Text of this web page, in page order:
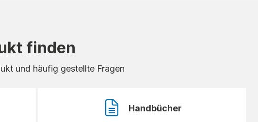
finden
und häufig gestellte Fragen
Handbücher